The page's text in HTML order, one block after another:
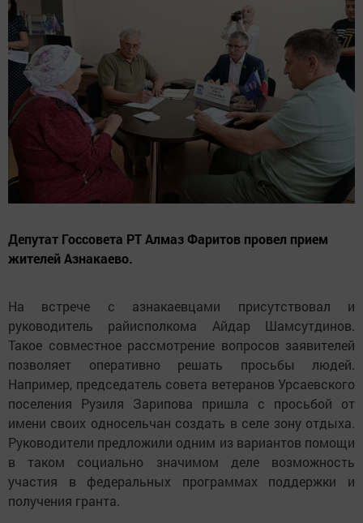
Депутат Госсовета РТ Алмаз Фаритов провел прием
жителей Азнакаево.
На встрече с азнакаевцами присутствовал и
руководитель райисполкома Айдар Шамсутдинов.
Такое совместное рассмотрение вопросов заявителей
позволяет оперативно решать просьбы людей.
Например, председатель совета ветеранов Урсаевского
поселения Рузиля Зарипова пришла с просьбой от
имени своих односельчан создать в селе зону отдыха.
Руководители предложили одним из вариантов помощи
в таком социально значимом деле возможность
участия в федеральных программах поддержки и
получения гранта.